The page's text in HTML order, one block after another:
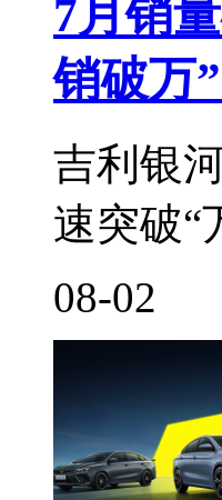
7月销
销破万
吉利银
速突破“
08-02